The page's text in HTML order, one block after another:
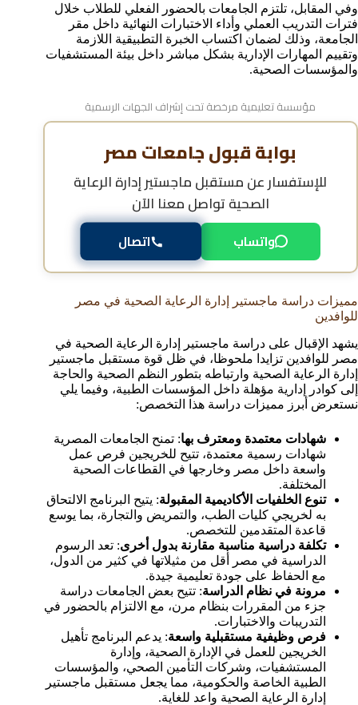
وفي المقابل، تلتزم الجامعات بالحضور الفعلي للطلاب خلال
فترات التدريب العملي وأداء الاختبارات النهائية داخل مقر
الجامعة، وذلك لضمان اكتساب الخبرة التطبيقية اللازمة
وتقييم المهارات الإدارية بشكل مباشر داخل بيئة المستشفيات
والمؤسسات الصحية.
مؤسسة تعليمية مرخصة تحت إشراف الجهات الرسمية
بوابة قبول جامعات مصر
للإستفسار عنمستقبل ماجستير إدارة الرعاية
الصحيةتواصل معنا الآن
واتساب اتصال
مميزات دراسة ماجستير إدارة الرعاية الصحية في مصر
للوافدين
يشهد الإقبال على دراسة ماجستير إدارة الرعاية الصحية في
مصر للوافدين تزايدا ملحوظا، في ظل قوة مستقبل ماجستير
إدارة الرعاية الصحية وارتباطه بتطور النظم الصحية والحاجة
إلى كوادر إدارية مؤهلة داخل المؤسسات الطبية، وفيما يلي
نستعرض أبرز مميزات دراسة هذا التخصص:
شهادات معتمدة ومعترف بها: تمنح الجامعات المصرية
شهادات رسمية معتمدة، تتيح للخريجين فرص عمل
واسعة داخل مصر وخارجها في القطاعات الصحية
المختلفة.
تنوع الخلفيات الأكاديمية المقبولة: يتيح البرنامج الالتحاق
به لخريجي كليات الطب، والتمريض والتجارة، بما يوسع
قاعدة المتقدمين للتخصص.
تكلفة دراسية مناسبة مقارنة بدول أخرى: تعد الرسوم
الدراسية في مصر أقل من مثيلاتها في كثير من الدول،
مع الحفاظ على جودة تعليمية جيدة.
مرونة في نظام الدراسة: تتيح بعض الجامعات دراسة
جزء من المقررات بنظام مرن، مع الالتزام بالحضور في
التدريبات والاختبارات.
فرص وظيفية مستقبلية واسعة: يدعم البرنامج تأهيل
الخريجين للعمل في الإدارة الصحية، وإدارة
المستشفيات، وشركات التأمين الصحي، والمؤسسات
الطبية الخاصة والحكومية، مما يجعل مستقبل ماجستير
إدارة الرعاية الصحية واعد للغاية.